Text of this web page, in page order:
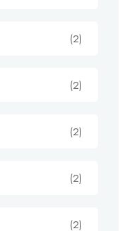
(2)
(2)
(2)
(2)
(2)